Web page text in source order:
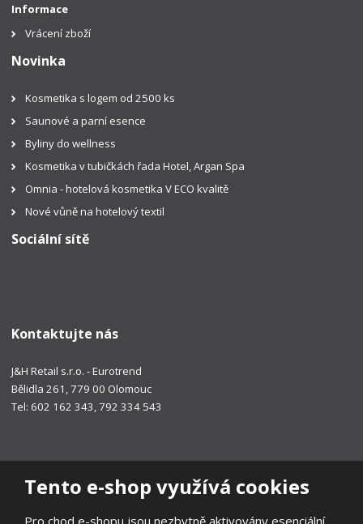
Tento e-shop využívá cookies
Pro chod e-shopu jsou nezbytně aktivovány esenciální
Informace
Vrácení zboží
Novinka
Kosmetika s logem od 2500 ks
Saunové a parní esence
Byliny do wellness
Kosmetika v tubičkách řada Hotel, Argan Spa
Omnia - hotelová kosmetika V ECO kvalitě
Nové vůně na hotelový textil
Sociální sítě
Kontaktujte nás
J&H Retail s.r.o. - Eurotrend
Bělidla 261, 779 00 Olomouc
Tel: 602 162 343, 792 334 543